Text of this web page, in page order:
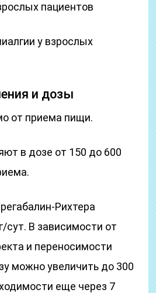
пациентов
у взрослых
и дозы
от приема пищи.
в дозе от 150 до 600
Рихтера
сут. В зависимости от
и переносимости
можно увеличить до 300
еще через 7